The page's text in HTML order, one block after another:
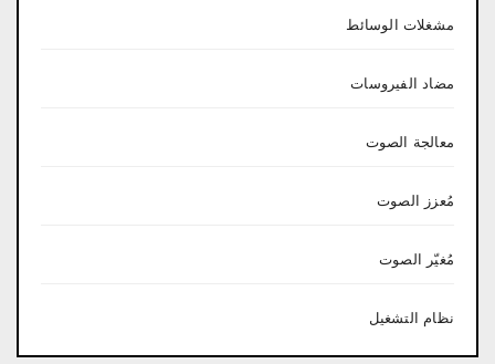
مشغلات الوسائط
مضاد الفيروسات
معالجة الصوت
مُعزز الصوت
مُغيّر الصوت
نظام التشغيل